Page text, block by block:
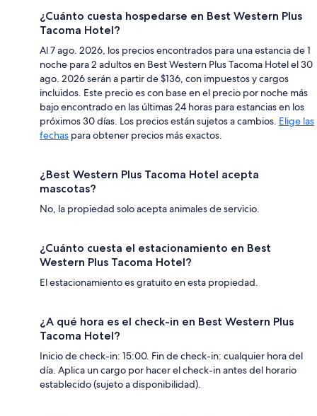
¿Cuánto cuesta hospedarse en Best Western Plus
Tacoma Hotel?
Al 7 ago. 2026, los precios encontrados para una estancia de 1
noche para 2 adultos en Best Western Plus Tacoma Hotel el 30
ago. 2026 serán a partir de $136, con impuestos y cargos
incluidos. Este precio es con base en el precio por noche más
bajo encontrado en las últimas 24 horas para estancias en los
próximos 30 días. Los precios están sujetos a cambios. Elige las
fechas para obtener precios más exactos.
¿Best Western Plus Tacoma Hotel acepta
mascotas?
No, la propiedad solo acepta animales de servicio.
¿Cuánto cuesta el estacionamiento en Best
Western Plus Tacoma Hotel?
El estacionamiento es gratuito en esta propiedad.
¿A qué hora es el check-in en Best Western Plus
Tacoma Hotel?
Inicio de check-in: 15:00. Fin de check-in: cualquier hora del
día. Aplica un cargo por hacer el check-in antes del horario
establecido (sujeto a disponibilidad).